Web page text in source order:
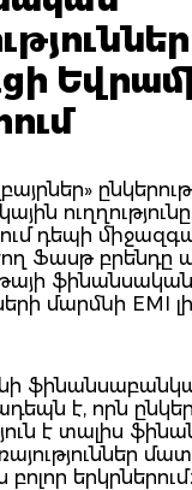
դեպի
Ֆասթ
ֆինանսական
մարմնի EMI
է, որն
է տալիս
երկրներում։